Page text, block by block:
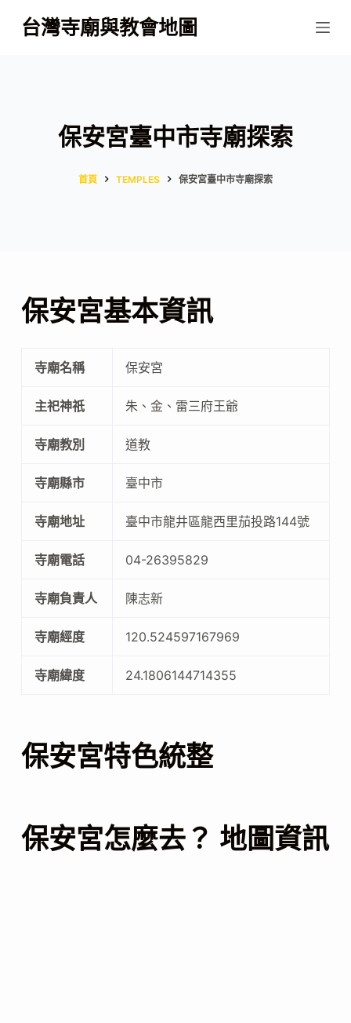
跳
至
台灣寺廟與教會地圖
保安宮臺中市寺廟探索
首頁 TEMPLES 保安宮臺中市寺廟探索
保安宮基本資訊
寺廟名稱 保安宮
主祀神祇 朱、金、雷三府王爺
寺廟教別 道教
寺廟縣市 臺中市
寺廟地址 臺中市龍井區龍西里茄投路144號
寺廟電話 04-26395829
寺廟負責人 陳志新
寺廟經度 120.524597167969
寺廟緯度 24.1806144714355
保安宮特色統整
保安宮怎麼去？ 地圖資訊